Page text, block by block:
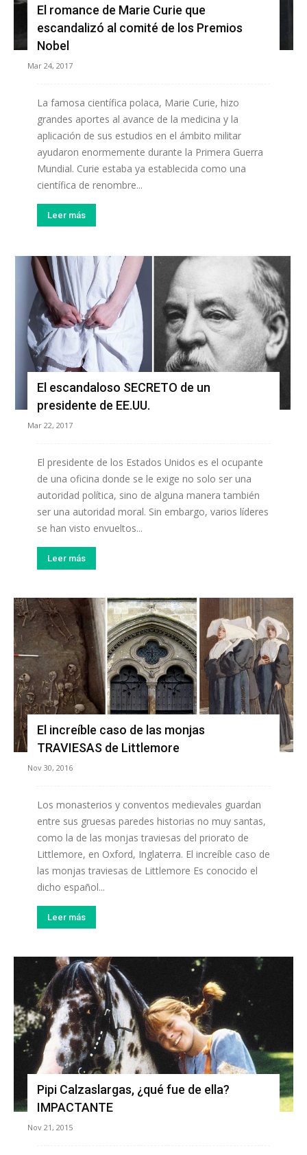
El romance de Marie Curie que
escandalizó al comité de los Premios
Nobel
Mar 24, 2017
La famosa científica polaca, Marie Curie, hizo
grandes aportes al avance de la medicina y la
aplicación de sus estudios en el ámbito militar
ayudaron enormemente durante la Primera Guerra
Mundial. Curie estaba ya establecida como una
científica de renombre...
Leer más
El escandaloso SECRETO de un
presidente de EE.UU.
Mar 22, 2017
El presidente de los Estados Unidos es el ocupante
de una oficina donde se le exige no solo ser una
autoridad política, sino de alguna manera también
ser una autoridad moral. Sin embargo, varios líderes
se han visto envueltos...
Leer más
El increíble caso de las monjas
TRAVIESAS de Littlemore
Nov 30, 2016
Los monasterios y conventos medievales guardan
entre sus gruesas paredes historias no muy santas,
como la de las monjas traviesas del priorato de
Littlemore, en Oxford, Inglaterra. El increíble caso de
las monjas traviesas de Littlemore Es conocido el
dicho español...
Leer más
Pipi Calzaslargas, ¿qué fue de ella?
IMPACTANTE
Nov 21, 2015